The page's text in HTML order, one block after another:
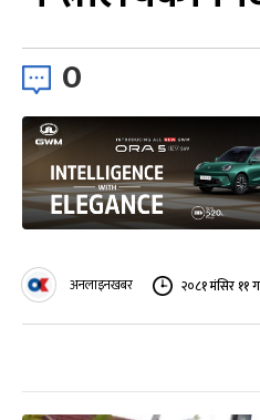
0
अनलाइनखबर २०८१ मंसिर ११